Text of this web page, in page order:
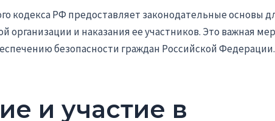
кодекса РФ предоставляет законодательные основы
организации и наказания ее участников. Это важная
безопасности граждан Российской Федерации.
и участие в